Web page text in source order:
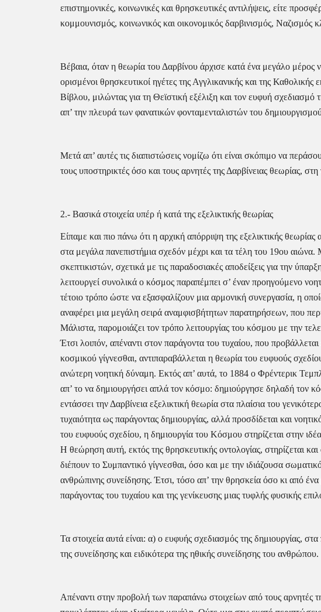
επιστημονικές, κοινωνικές και θρησκευτικές αντιλήψεις, είτε
κομμουνισμός, κοινωνικός και οικονομικός δαρβινισμός, Ναζισμός
Βέβαια, όταν η θεωρία του Δαρβίνου άρχισε κατά ένα μεγάλο μέρος
ορισμένοι θρησκευτικοί ηγέτες της Αγγλικανικής και της
Βίβλου, μιλώντας για τη Θεϊστική εξέλιξη και τον ευφυή
απ’ την πλευρά των φανατικών φονταμενταλιστών του
Μετά απ’ αυτές τις διαπιστώσεις νομίζω ότι είναι σκόπιμο να
τους υποστηρικτές όσο και τους αρνητές της Δαρβίνειας θεωρίας,
2.- Βασικά στοιχεία υπέρ ή κατά της εξελικτικής θεωρίας
Είπαμε και πιο πάνω ότι η αρχική απόρριψη της εξελικτικής
στα μεγάλα πανεπιστήμια σχεδόν μέχρι και τα τέλη του 19ου
σκεπτικιστών, σχετικά με τις παραδοσιακές αποδείξεις για την
λειτουργεί συνολικά ο κόσμος παραπέμπει σ’ έναν προηγούμενο
τέτοιο τρόπο ώστε να εξασφαλίζουν μια αρμονική συνεργασία, η
αναφέρει μια μεγάλη σειρά αναμφισβήτητων παρατηρήσεων, που
Μάλιστα, παρομοιάζει τον τρόπο λειτουργίας του κόσμου με την
Έτσι λοιπόν, απέναντι στον παράγοντα του τυχαίου, που
κοσμικού γίγνεσθαι, αντιπαραβάλλεται η θεωρία του ευφυούς
ανώτερη νοητική δύναμη. Εκτός απ’ αυτά, το 1884 ο Φρέντερικ
απ’ το να δημιουργήσει απλά τον κόσμο: δημιούργησε δηλαδή τον
εντάσσει την Δαρβίνεια εξελικτική θεωρία στα πλαίσια του
τυχαιότητα ως παράγοντας δημιουργίας, αλλά προσδίδεται και
του ευφυούς σχεδίου, η δημιουργία του Κόσμου στηρίζεται στην
Η θεώρηση αυτή, εκτός της θρησκευτικής οντολογίας, στηρίζεται
διέπουν το Συμπαντικό γίγνεσθαι, όσο και με την ιδιάζουσα
ανθρώπινης συνείδησης. Έτσι, τόσο απ’ την θρησκεία όσο κι από ένα
παράγοντας του τυχαίου και της γενίκευσης μιας τυφλής φυσικής
Τα στοιχεία αυτά είναι: α) ο ευφυής σχεδιασμός της δημιουργίας,
της συνείδησης και ειδικότερα της ηθικής συνείδησης του ανθρώπου.
Απέναντι στην προβολή των παραπάνω στοιχείων από τους αρνητές